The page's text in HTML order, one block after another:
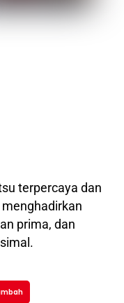
terpercaya dan
prima, dan